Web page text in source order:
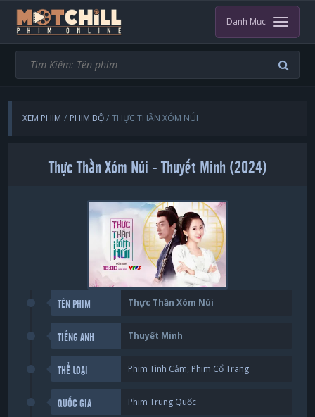
Danh Mục
XEM PHIM PHIM BỘ THỰC THẦN XÓM NÚI
Thực Thần Xóm Núi - Thuyết Minh (2024)
TÊN PHIM Thực Thần Xóm Núi
TIẾNG ANH Thuyết Minh
THỂ LOẠI Phim Tình Cảm, Phim Cổ Trang
QUỐC GIA Phim Trung Quốc